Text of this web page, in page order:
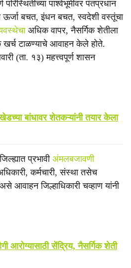
पार्श्वभूमीवर पंतप्रधान
ऊर्जा बचत, इंधन बचत, स्वदेशी वस्तूंचा
अधिक वापर, नैसर्गिक शेतीला
टाळण्याचे आवाहन केले होते.
(ता. १३) महत्त्वपूर्ण शासन
बांधावर शेतकऱ्यांनी तयार केला
प्रभावी अंमलबजावणी
कर्मचारी, संस्था तसेच
आवाहन जिल्हाधिकारी चव्हाण यांनी
आरोग्यासाठी सेंद्रिय, नैसर्गिक शेती